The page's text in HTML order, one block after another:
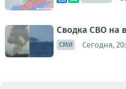
Сводка СВО на
СМИ Сегодня,